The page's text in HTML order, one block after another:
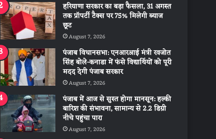
हरियाणा सरकार का बड़ा फैसला, 31 अगस्त
तक प्रॉपर्टी टैक्स पर 75% मिलेगी ब्याज
छूट
August 7, 2026
पंजाब विधानसभा: एनआरआई मंत्री रवजोत
सिंह बोले-कनाडा में फंसे विद्यार्थियों को पूरी
मदद देगी पंजाब सरकार
August 7, 2026
पंजाब में आज से सुस्त होगा मानसून: हल्की
बारिश की संभावना, सामान्य से 2.2 डिग्री
नीचे पहुंचा पारा
August 7, 2026